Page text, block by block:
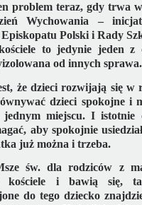
problem teraz, gdy trwa
Wychowania –
Polski i Rady
to jedynie jeden z
od innych sprawa.
że dzieci rozwijają się
dzieci spokojne i
jednym miejscu. I
aby spokojnie
już można i trzeba.
św. dla rodziców z
kościele i bawią się,
do tego dziecko